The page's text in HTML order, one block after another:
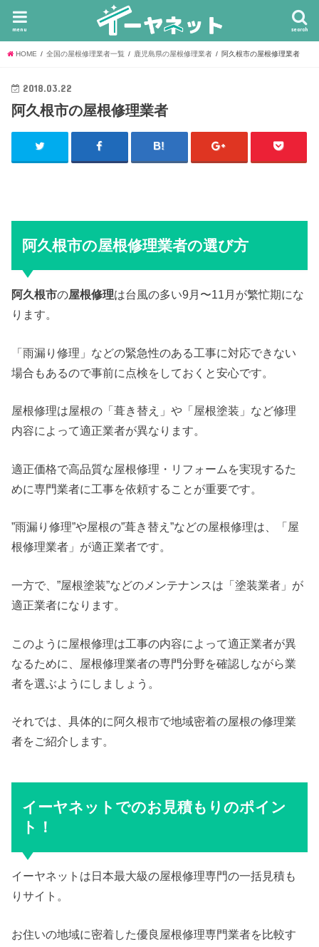
search
menu
HOME 全国の屋根修理業者一覧 鹿児島県の屋根修理業者 阿久根市の屋根修理業者
2018.03.22
阿久根市の屋根修理業者
阿久根市の屋根修理業者の選び方
阿久根市の屋根修理は台風の多い9月〜11月が繁忙期にな
ります。
「雨漏り修理」などの緊急性のある工事に対応できない
場合もあるので事前に点検をしておくと安心です。
屋根修理は屋根の「葺き替え」や「屋根塗装」など修理
内容によって適正業者が異なります。
適正価格で高品質な屋根修理・リフォームを実現するた
めに専門業者に工事を依頼することが重要です。
”雨漏り修理”や屋根の”葺き替え”などの屋根修理は、「屋
根修理業者」が適正業者です。
一方で、”屋根塗装”などのメンテナンスは「塗装業者」が
適正業者になります。
このように屋根修理は工事の内容によって適正業者が異
なるために、屋根修理業者の専門分野を確認しながら業
者を選ぶようにしましょう。
それでは、具体的に阿久根市で地域密着の屋根の修理業
者をご紹介します。
イーヤネットでのお見積もりのポイン
ト！
イーヤネットは日本最大級の屋根修理専門の一括見積も
りサイト。
お住いの地域に密着した優良屋根修理専門業者を比較す